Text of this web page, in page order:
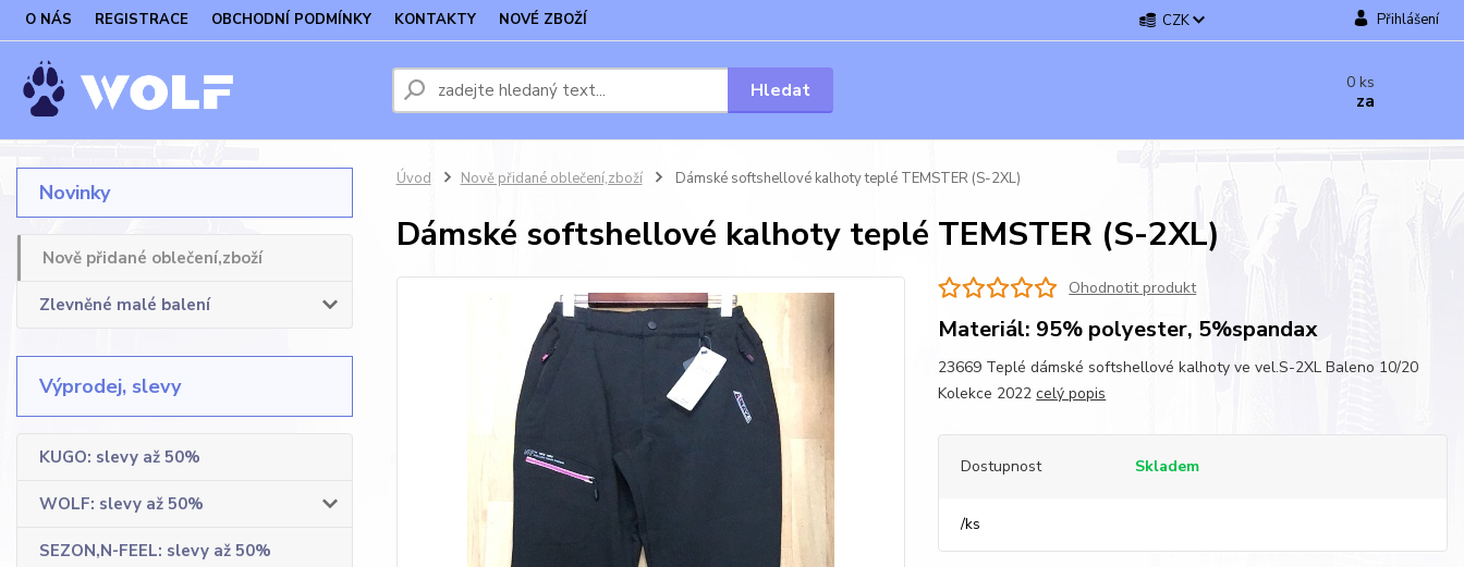
O NÁS REGISTRACE OBCHODNÍ PODMÍNKY KONTAKTY NOVÉ ZBOŽÍ CZK Přihlášení
Hledat 0 ks
za
Novinky
Nově přidané oblečení,zboží
Zlevněné malé balení
Výprodej, slevy
KUGO: slevy až 50%
WOLF: slevy až 50%
SEZON,N-FEEL: slevy až 50%
Úvod Nově přidané oblečení,zboží Dámské softshellové kalhoty teplé TEMSTER (S-2XL)
Dámské softshellové kalhoty teplé TEMSTER (S-2XL)
Ohodnotit produkt
Materiál: 95% polyester, 5%spandax
23669 Teplé dámské softshellové kalhoty ve vel.S-2XL Baleno 10/20
Kolekce 2022celý popis
Dostupnost Skladem
/ks